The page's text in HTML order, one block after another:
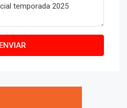
ENVIAR